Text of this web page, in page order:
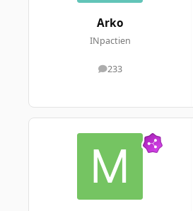
Arko
INpactien
233
messages